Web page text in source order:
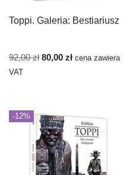
Toppi. Galeria: Bestiariusz
92,00zł 80,00 zł cena zawiera
VAT
-12%